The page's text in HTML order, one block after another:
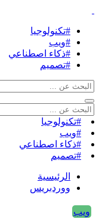
#تكنولوجيا
#ويب
#ذكاء اصطناعي
#تصميم
#تكنولوجيا
#ويب
#ذكاء اصطناعي
#تصميم
الرئيسية
ووردبريس
ويب